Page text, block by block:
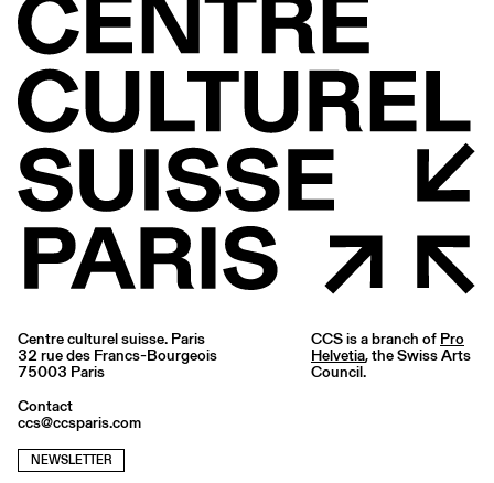
Centre culturel suisse. Paris
32 rue des Francs-Bourgeois
75003 Paris
Contact
ccs@ccsparis.com
NEWSLETTER
CCS is a branch of Pro
Helvetia, the Swiss Arts
Council.